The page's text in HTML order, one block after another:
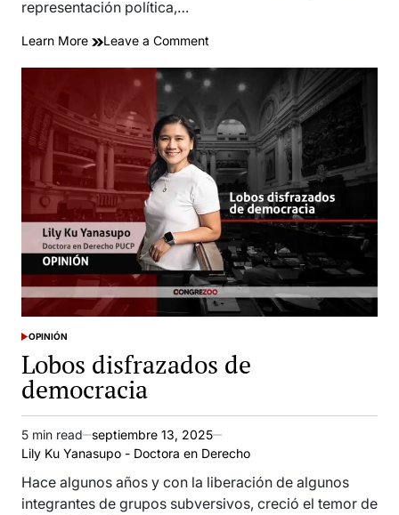
representación política,…
Learn More Leave a Comment
representación
política
ante
todo,
representación
de
luchas
y
demandas
sociales
POSTED
IN
OPINIÓN
Lobos disfrazados de
democracia
Estimated
read
time
5 min read
septiembre 13, 2025
Lily Ku Yanasupo - Doctora en Derecho
Hace algunos años y con la liberación de algunos
integrantes de grupos subversivos, creció el temor de